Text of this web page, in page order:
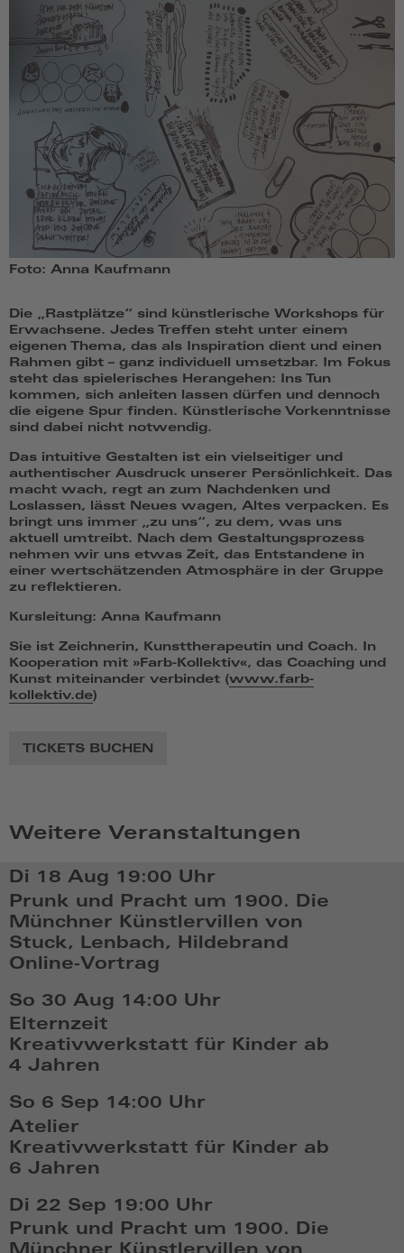
Foto: Anna Kaufmann
Die „Rastplätze“ sind künstlerische Workshops für
Erwachsene. Jedes Treffen steht unter einem
eigenen Thema, das als Inspiration dient und einen
Rahmen gibt – ganz individuell umsetzbar. Im Fokus
steht das spielerisches Herangehen: Ins Tun
kommen, sich anleiten lassen dürfen und dennoch
die eigene Spur finden. Künstlerische Vorkenntnisse
sind dabei nicht notwendig.
Das intuitive Gestalten ist ein vielseitiger und
authentischer Ausdruck unserer Persönlichkeit. Das
macht wach, regt an zum Nachdenken und
Loslassen, lässt Neues wagen, Altes verpacken. Es
bringt uns immer „zu uns“, zu dem, was uns
aktuell umtreibt. Nach dem Gestaltungsprozess
nehmen wir uns etwas Zeit, das Entstandene in
einer wertschätzenden Atmosphäre in der Gruppe
zu reflektieren.
Kursleitung: Anna Kaufmann
Sie ist Zeichnerin, Kunsttherapeutin und Coach. In
Kooperation mit »Farb-Kollektiv«, das Coaching und
Kunst miteinander verbindet (www.farb-
kollektiv.de)
TICKETS BUCHEN
Weitere Veranstaltungen
Di 18 Aug 19:00 Uhr
Prunk und Pracht um 1900. Die
Münchner Künstlervillen von
Stuck, Lenbach, Hildebrand
Online-Vortrag
Aug
18
2026,
19:08
So 30 Aug 14:00 Uhr
Elternzeit
Kreativwerkstatt für Kinder ab
4 Jahren
Aug
30
2026,
14:08
So 6 Sep 14:00 Uhr
Atelier
Kreativwerkstatt für Kinder ab
6 Jahren
Sep
6
Di 22 Sep 19:00 Uhr
Prunk und Pracht um 1900. Die